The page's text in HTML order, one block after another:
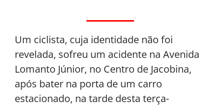
Um ciclista, cuja identidade não foi
revelada, sofreu um acidente na Avenida
Lomanto Júnior, no Centro de Jacobina,
após bater na porta de um carro
estacionado, na tarde desta terça-